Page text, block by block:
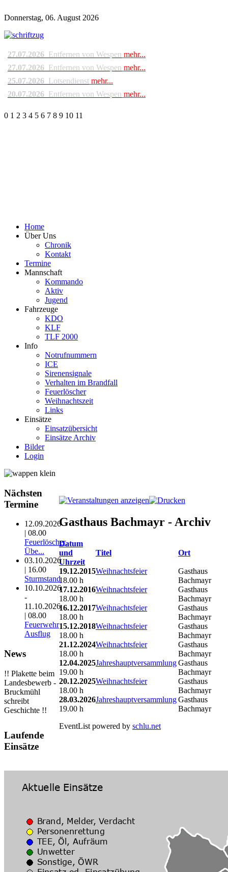
Donnerstag, 06. August 2026
27.07.2026 Entfernen von Wespen mehr...
27.07.2026 Entfernen von Wespen mehr...
25.07.2026 Lotsendienst mehr...
20.07.2026 Entfernen von Wespen mehr...
0 1 2 3 4 5 6 7 8 9 10 11
Home
Über Uns
Chronik
Kontakt
Termine
Mannschaft
Kommando
Aktiv
Jugend
Fahrzeuge
KDO
KLF
TLF 2000
Info
Notrufnummern
ICE
Sirenensignale
Verhalten im Brandfall
Feuerlöscher
Weihnachtszeit
Links
Einsätze
Einsatzübersicht
Einsätze Archiv
Bilder
Login
Gasthaus Bachmayr - Archiv
Datum
und
Uhrzeit
Titel Ort
19.12.2015
18.00 h
Weihnachtsfeier
Gasthaus
Bachmayr
17.12.2016
18.00 h
Weihnachtsfeier
Gasthaus
Bachmayr
16.12.2017
18.00 h
Weihnachtsfeier
Gasthaus
Bachmayr
15.12.2018
18.00 h
Weihnachtsfeier
Gasthaus
Bachmayr
21.12.2024
18.00 h
Weihnachtsfeier
Gasthaus
Bachmayr
12.04.2025
19.00 h
JahreshauptversammlungGasthaus
Bachmayr
20.12.2025
18.00 h
Weihnachtsfeier
Gasthaus
Bachmayr
28.03.2026
19.00 h
JahreshauptversammlungGasthaus
Bachmayr
EventList powered by schlu.net
Nächsten
Termine
12.09.2026
| 08.00
Feuerlöscher
Übe...
03.10.2026
| 16.00
Sturmstand
10.10.2026
-
11.10.2026
| 08.00
Feuerwehr
Ausflug
News
!! Plakette beim
Landesbewerb -
Bruckmühl
schreibt
Geschichte !!
Laufende
Einsätze